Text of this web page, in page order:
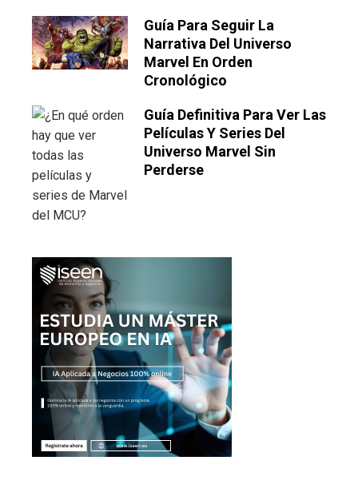
Guía Para Seguir La
Narrativa Del Universo
Marvel En Orden
Cronológico
Guía Definitiva Para Ver Las
Películas Y Series Del
Universo Marvel Sin
Perderse